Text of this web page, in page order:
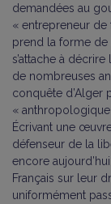
demandées au
« entrepreneur de
prend la forme de
s’attache à
de nombreuses
conquête d’Alger
«
Écrivant une
défenseur de la
encore
Français sur leur
uniformément